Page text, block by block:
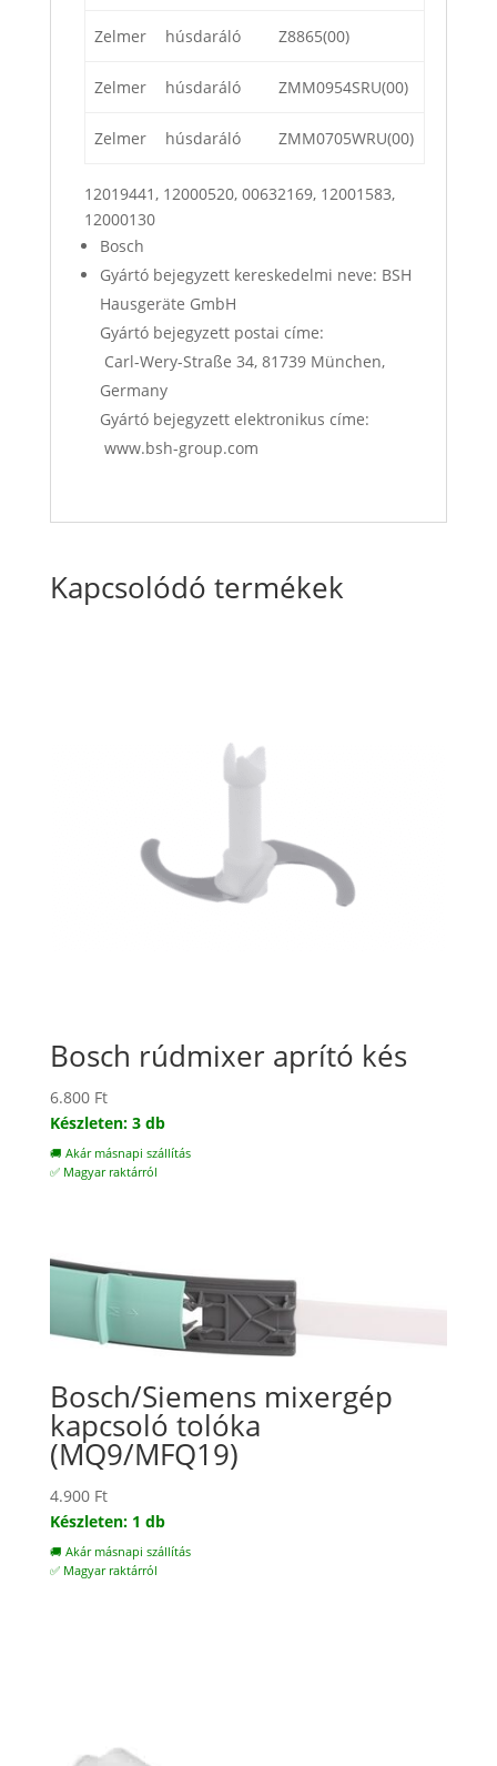
Zelmer húsdaráló Z8865(00)
Zelmer húsdaráló ZMM0954SRU(00)
Zelmer húsdaráló ZMM0705WRU(00)
12019441, 12000520, 00632169, 12001583,
12000130
Bosch
Gyártó bejegyzett kereskedelmi neve: BSH
Hausgeräte GmbH
Gyártó bejegyzett postai címe:
Carl-Wery-Straße 34, 81739 München,
Germany
Gyártó bejegyzett elektronikus címe:
www.bsh-group.com
Kapcsolódó termékek
Bosch rúdmixer aprító kés
6.800 Ft
Készleten: 3 db
🚚 Akár másnapi szállítás
✅ Magyar raktárról
Bosch/Siemens mixergép
kapcsoló tolóka
(MQ9/MFQ19)
4.900 Ft
Készleten: 1 db
🚚 Akár másnapi szállítás
✅ Magyar raktárról